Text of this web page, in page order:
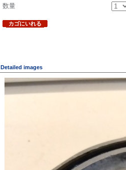
数量
カゴにいれる
Detailed images